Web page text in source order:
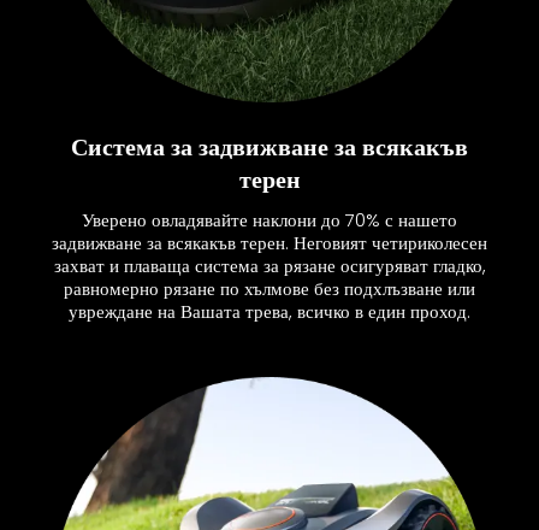
Система за задвижване за всякакъв
терен
Уверено овладявайте наклони до 70% с нашето
задвижване за всякакъв терен. Неговият четириколесен
захват и плаваща система за рязане осигуряват гладко,
равномерно рязане по хълмове без подхлъзване или
увреждане на Вашата трева, всичко в един проход.